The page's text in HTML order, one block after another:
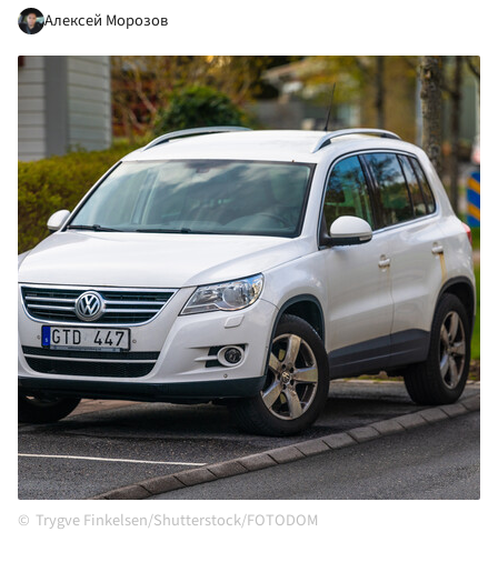
Алексей Морозов
Trygve Finkelsen/Shutterstock/FOTODOM